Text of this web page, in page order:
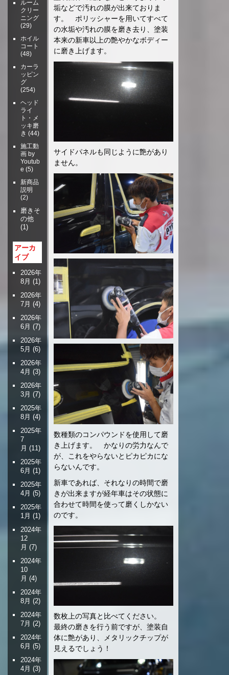
垢などで汚れの膜が出来ておりま
す。 ポリッシャーを用いてすべて
の水垢や汚れの膜を磨き去り、塗装
本来の新車以上の艶やかなボディー
に磨き上げます。
サイドパネルも同じように艶があり
ません。
数種類のコンパウンドを使用して磨
き上げます。 かなりの労力なんで
が、これをやらないとピカピカにな
らないんです。
新車であれば、それなりの時間で磨
きが出来ますが経年車はその状態に
合わせて時間を使って磨くしかない
のです。
数枚上の写真と比べてください。
最終の磨きを行う前ですが、塗装自
体に艶があり、メタリックチップが
見えるでしょう！
ルーム
クリー
ニング
(29)
ホイル
コート
(48)
カーラ
ッピン
グ
(254)
ヘッド
ライ
ト・メ
ッキ磨
き (44)
施工動
画 by
Youtub
e (5)
新商品
説明
(2)
磨きそ
の他
(1)
アーカ
イブ
2026年
8月 (1)
2026年
7月 (4)
2026年
6月 (7)
2026年
5月 (6)
2026年
4月 (3)
2026年
3月 (7)
2025年
8月 (4)
2025年
7
月 (11)
2025年
6月 (1)
2025年
4月 (5)
2025年
1月 (1)
2024年
12
月 (7)
2024年
10
月 (4)
2024年
8月 (2)
2024年
7月 (2)
2024年
6月 (5)
2024年
4月 (3)